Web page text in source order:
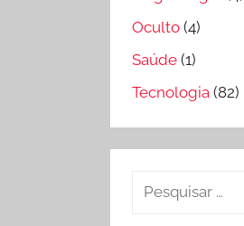
Oculto (4)
Saúde (1)
Tecnologia (82)
Pesquisar